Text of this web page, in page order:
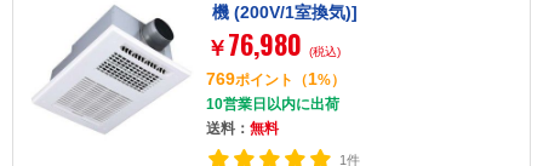
機 (200V/1室換気)]
￥ 76,980 (税込)
769ポイント （1%）
10営業日以内に出荷
送料： 無料
1件